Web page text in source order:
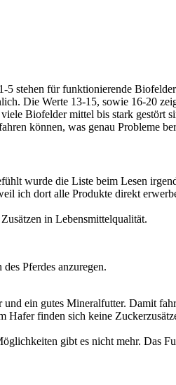
stehen für funktionierende
Die Werte 13-15, sowie 16-20
Biofelder mittel bis stark gestört
können, was genau Probleme
wurde die Liste beim Lesen
ich dort alle Produkte direkt
in Lebensmittelqualität.
Pferdes anzuregen.
ein gutes Mineralfutter. Damit
finden sich keine
gibt es nicht mehr. Das